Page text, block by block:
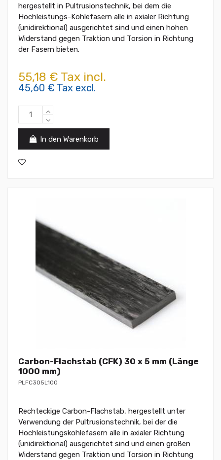
hergestellt in Pultrusionstechnik, bei dem die
Hochleistungs-Kohlefasern alle in axialer Richtung
(unidirektional) ausgerichtet sind und einen hohen
Widerstand gegen Traktion und Torsion in Richtung
der Fasern bieten.
55,18 € Tax incl.
45,60 € Tax excl.
In den Warenkorb
Carbon-Flachstab (CFK) 30 x 5 mm (Länge
1000 mm)
PLFC305L100
Rechteckige Carbon-Flachstab, hergestellt unter
Verwendung der Pultrusionstechnik, bei der die
Hochleistungskohlefasern alle in axialer Richtung
(unidirektional) ausgerichtet sind und einen großen
Widerstand gegen Traktion und Torsion in Richtung